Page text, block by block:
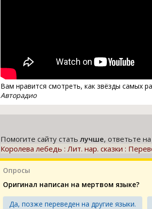
Вам нравится смотреть, как звёзды самых
Авторадио
Помогите сайту статьлучше, ответьте на
Королева лебедь : Лит. нар. сказки :
Опросы
Оригинал написан на мертвом языке?
Да, позже переведен на другие языки.